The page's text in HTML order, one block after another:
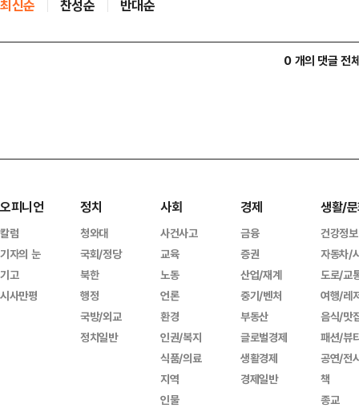
최신순 찬성순 반대순
0 개의 댓글 전
오피니언
칼럼
기자의 눈
기고
시사만평
정치
청와대
국회/정당
북한
행정
국방/외교
정치일반
사회
사건사고
교육
노동
언론
환경
인권/복지
식품/의료
지역
인물
경제
금융
증권
산업/재계
중기/벤처
부동산
글로벌경제
생활경제
경제일반
생활/
건강정보
자동차/
도로/교
여행/레
음식/맛
패션/뷰
공연/전
책
종교